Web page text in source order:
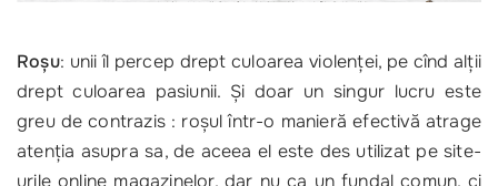
Roşu: unii îl percep drept culoarea violenţei, pe cînd alţii
drept culoarea pasiunii. Şi doar un singur lucru este
greu de contrazis : roşul într-o manieră efectivă atrage
atenţia asupra sa, de aceea el este des utilizat pe site-
urile online magazinelor, dar nu ca un fundal comun, ci